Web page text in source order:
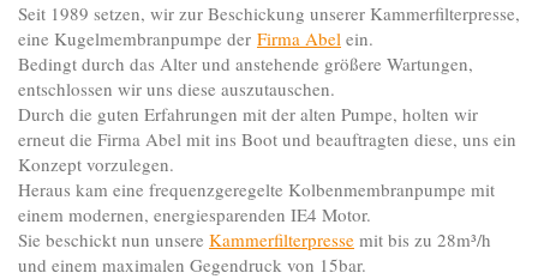
Seit 1989 setzen, wir zur Beschickung unserer Kammerfilterpresse,
eine Kugelmembranpumpe der Firma Abel ein.
Bedingt durch das Alter und anstehende größere Wartungen,
entschlossen wir uns diese auszutauschen.
Durch die guten Erfahrungen mit der alten Pumpe, holten wir
erneut die Firma Abel mit ins Boot und beauftragten diese, uns ein
Konzept vorzulegen.
Heraus kam eine frequenzgeregelte Kolbenmembranpumpe mit
einem modernen, energiesparenden IE4 Motor.
Sie beschickt nun unsere Kammerfilterpresse mit bis zu 28m³/h
und einem maximalen Gegendruck von 15bar.